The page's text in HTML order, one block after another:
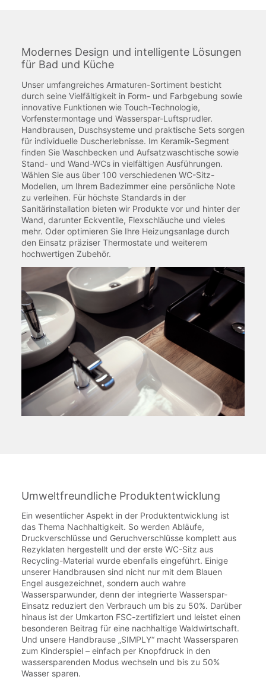
Modernes Design und intelligente Lösungen
für Bad und Küche
Unser umfangreiches Armaturen-Sortiment besticht
durch seine Vielfältigkeit in Form- und Farbgebung sowie
innovative Funktionen wie Touch-Technologie,
Vorfenstermontage und Wasserspar-Luftsprudler.
Handbrausen, Duschsysteme und praktische Sets sorgen
für individuelle Duscherlebnisse. Im Keramik-Segment
finden Sie Waschbecken und Aufsatzwaschtische sowie
Stand- und Wand-WCs in vielfältigen Ausführungen.
Wählen Sie aus über 100 verschiedenen WC-Sitz-
Modellen, um Ihrem Badezimmer eine persönliche Note
zu verleihen. Für höchste Standards in der
Sanitärinstallation bieten wir Produkte vor und hinter der
Wand, darunter Eckventile, Flexschläuche und vieles
mehr. Oder optimieren Sie Ihre Heizungsanlage durch
den Einsatz präziser Thermostate und weiterem
hochwertigen Zubehör.
Umweltfreundliche Produktentwicklung
Ein wesentlicher Aspekt in der Produktentwicklung ist
das Thema Nachhaltigkeit. So werden Abläufe,
Druckverschlüsse und Geruchverschlüsse komplett aus
Rezyklaten hergestellt und der erste WC-Sitz aus
Recycling-Material wurde ebenfalls eingeführt. Einige
unserer Handbrausen sind nicht nur mit dem Blauen
Engel ausgezeichnet, sondern auch wahre
Wassersparwunder, denn der integrierte Wasserspar-
Einsatz reduziert den Verbrauch um bis zu 50%. Darüber
hinaus ist der Umkarton FSC-zertifiziert und leistet einen
besonderen Beitrag für eine nachhaltige Waldwirtschaft.
Und unsere Handbrause „SIMPLY“ macht Wassersparen
zum Kinderspiel – einfach per Knopfdruck in den
wassersparenden Modus wechseln und bis zu 50%
Wasser sparen.